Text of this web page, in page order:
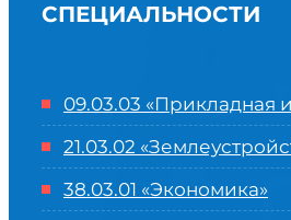
СПЕЦИАЛЬНОСТИ
09.03.03 «Прикладная
21.03.02
38.03.01 «Экономика»